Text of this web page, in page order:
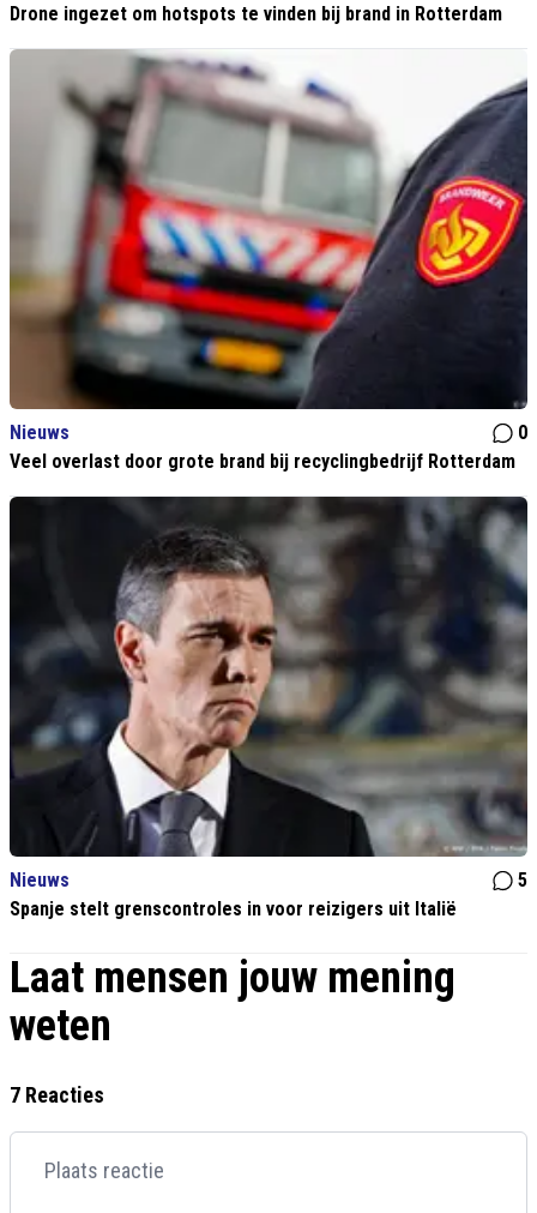
Drone ingezet om hotspots te vinden bij brand in Rotterdam
Nieuws
0
Veel overlast door grote brand bij recyclingbedrijf Rotterdam
Nieuws
5
Spanje stelt grenscontroles in voor reizigers uit Italië
Laat mensen jouw mening
weten
7 Reacties